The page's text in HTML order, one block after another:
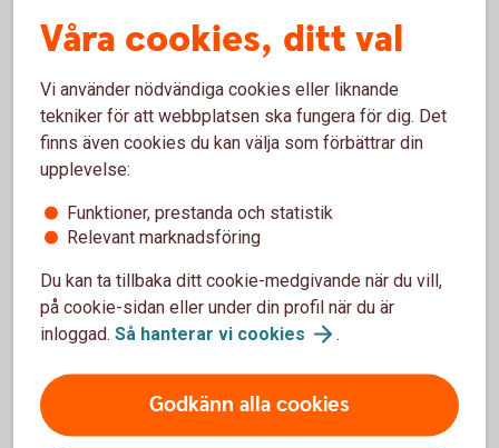
Vilket stöd som är relevant beror på företagets
använda alla modeller. Börja med det som hjälper er att
strukturera och följa upp de frågor som är viktigast för
företaget.
Gör mätningen till en del av
Hållbarhetsmätning behöver inte vara ett separat projekt.
När ni följer upp relevanta mål regelbundet blir
planering och utveckling.
Börja med några få områden, följ utvecklingen och bygg
Våra cookies, ditt val
Vi använder nödvändiga cookies eller liknande
tekniker för att webbplatsen ska fungera för dig. Det
finns även cookies du kan välja som förbättrar din
upplevelse:
Funktioner, prestanda och statistik
Relevant marknadsföring
Du kan ta tillbaka ditt cookie-medgivande när du vill,
på cookie-sidan eller under din profil när du är
inloggad. Så hanterar vi cookies .
Godkänn alla cookies